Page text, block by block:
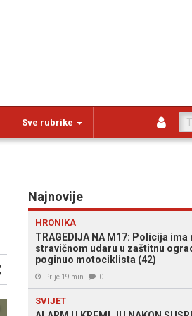
Sve rubrike
Najnovije
HRONIKA
TRAGEDIJA NA M17: Policija ima
stravičnom udaru u zaštitnu
poginuo motociklista (42)
Prije 19 min 0
SVIJET